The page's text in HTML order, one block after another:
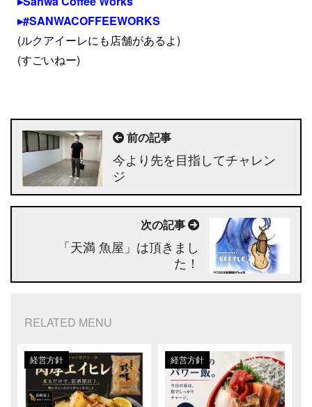
#SANWACOFFEEWORKS
(ルクアイーレにも店舗があるよ)
(すごいねー)
前の記事
今より先を目指してチャレン
ジ
次の記事
「天満 魚屋」は頂きまし
た！
RELATED MENU
経営方針 経営方針